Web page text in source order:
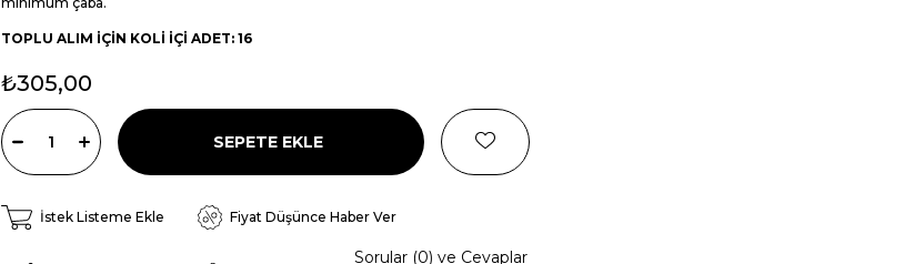
TOPLU ALIM İÇİN KOLİ İÇİ ADET: 16
₺305,00
İstek Listeme Ekle Fiyat Düşünce Haber Ver
Sorular (0) ve Cevaplar